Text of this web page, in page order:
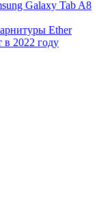
Galaxy Tab A8
Ether
в 2022 году